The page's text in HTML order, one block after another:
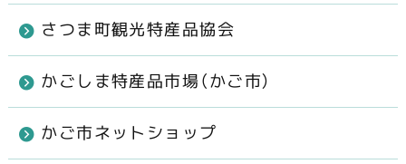
さつま町観光特産品協会
かごしま特産品市場（かご市）
かご市ネットショップ